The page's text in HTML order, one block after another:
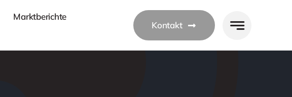
Marktberichte
Kontakt